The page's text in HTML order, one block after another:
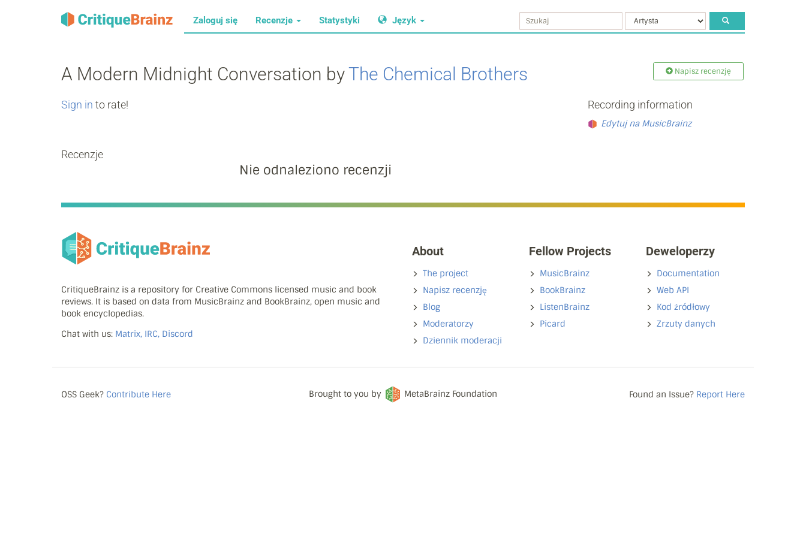
Zaloguj się Recenzje Statystyki Język
A Modern Midnight Conversation byThe Chemical Brothers Napisz recenzję
Sign in to rate!
Recenzje
Nie odnaleziono recenzji
Recording information
Edytuj na MusicBrainz
CritiqueBrainz is a repository for Creative Commons licensed music and book
reviews. It is based on data from MusicBrainz and BookBrainz, open music and
book encyclopedias.
Chat with us: Matrix, IRC, Discord
About
The project
Napisz recenzję
Blog
Moderatorzy
Dziennik moderacji
Fellow Projects
MusicBrainz
BookBrainz
ListenBrainz
Picard
Deweloperzy
Documentation
Web API
Kod źródłowy
Zrzuty danych
OSS Geek? Contribute Here Brought to you by MetaBrainz Foundation Found an Issue? Report Here